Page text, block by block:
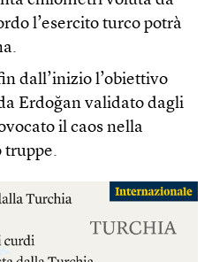
l’esercito turco potrà
dall’inizio l’obiettivo
Erdoğan validato dagli
il caos nella
truppe.